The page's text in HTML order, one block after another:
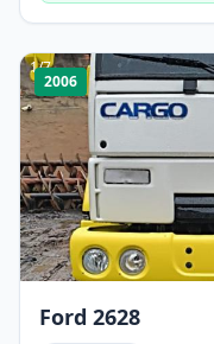
1/7
2006
Ford 2628